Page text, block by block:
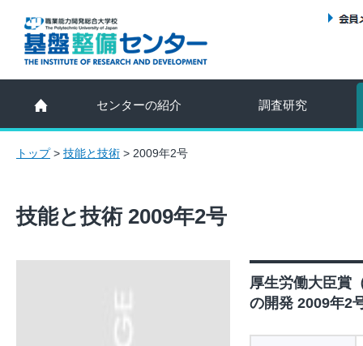
センターの紹介 調査研究
トップ> 技能と技術 > 2009年2号
技能と技術 2009年2号
厚生労働大臣賞
の開発 2009年2